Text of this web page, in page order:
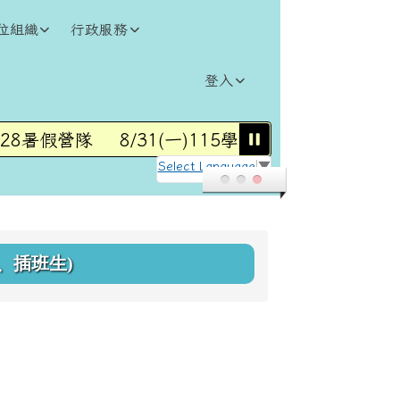
組織 行政服務
登入
營隊 8/31(一)115學年度第1學期開學
Select Language ▼
插班生)